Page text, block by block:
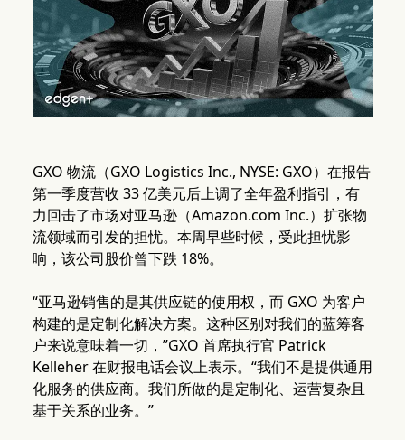
GXO 物流（GXO Logistics Inc., NYSE: GXO）在报告
第一季度营收 33 亿美元后上调了全年盈利指引，有
力回击了市场对亚马逊（Amazon.com Inc.）扩张物
流领域而引发的担忧。本周早些时候，受此担忧影
响，该公司股价曾下跌 18%。
“亚马逊销售的是其供应链的使用权，而 GXO 为客户
构建的是定制化解决方案。这种区别对我们的蓝筹客
户来说意味着一切，”GXO 首席执行官 Patrick
Kelleher 在财报电话会议上表示。“我们不是提供通用
化服务的供应商。我们所做的是定制化、运营复杂且
基于关系的业务。”